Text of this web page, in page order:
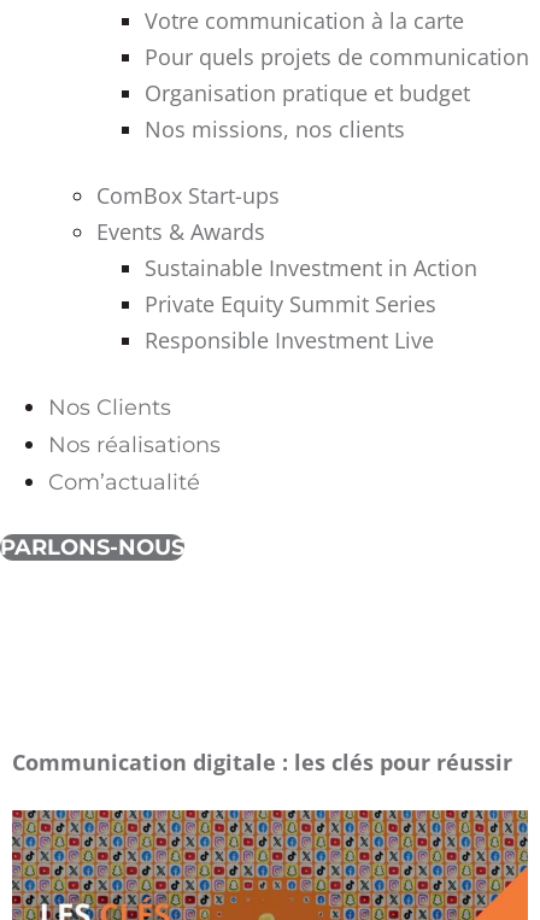
Votre communication à la carte
Pour quels projets de communication
Organisation pratique et budget
Nos missions, nos clients
ComBox Start-ups
Events & Awards
Sustainable Investment in Action
Private Equity Summit Series
Responsible Investment Live
Nos Clients
Nos réalisations
Com’actualité
PARLONS-NOUS
Communication digitale : les clés pour réussir